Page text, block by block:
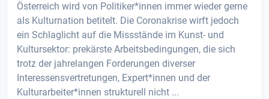
Österreich wird von Politiker*innen immer wieder gerne
als Kulturnation betitelt. Die Coronakrise wirft jedoch
ein Schlaglicht auf die Missstände im Kunst- und
Kultursektor: prekärste Arbeitsbedingungen, die sich
trotz der jahrelangen Forderungen diverser
Interessensvertretungen, Expert*innen und der
Kulturarbeiter*innen strukturell nicht ...